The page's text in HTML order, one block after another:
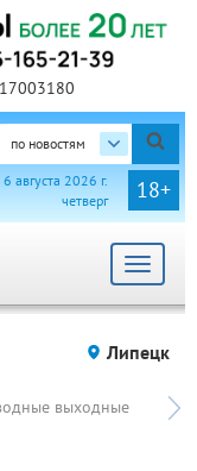
по новостям
18+
6 августа 2026 г.
четверг
Toggle
Липецк
выходные